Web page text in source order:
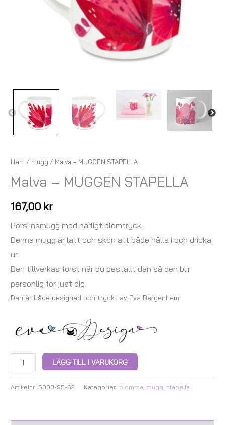
Hem / mugg / Malva – MUGGEN STAPELLA
Malva – MUGGEN STAPELLA
167,00 kr
Porslinsmugg med härligt blomtryck.
Denna mugg är lätt och skön att både hålla i och dricka
ur.
Den tillverkas först när du beställt den så den blir
personlig för just dig.
Den är både designad och tryckt av Eva Bergenhem
LÄGG TILL I VARUKORG
Artikelnr: 5000-95-62 Kategorier: blomma mugg stapella